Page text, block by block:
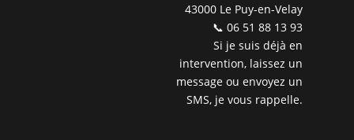
43000 Le Puy-en-Velay
📞 06 51 88 13 93
Si je suis déjà en
intervention, laissez un
message ou envoyez un
SMS, je vous rappelle.